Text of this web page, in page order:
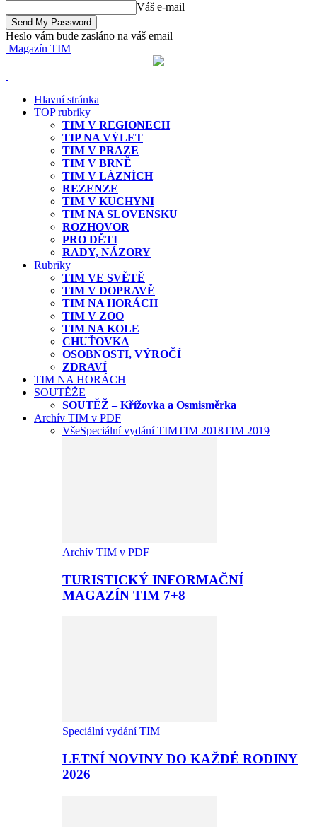
Váš e-mail
Heslo vám bude zasláno na váš email
Magazín TIM
Hlavní stránka
TOP rubriky
TIM V REGIONECH
TIP NA VÝLET
TIM V PRAZE
TIM V BRNĚ
TIM V LÁZNÍCH
REZENZE
TIM V KUCHYNI
TIM NA SLOVENSKU
ROZHOVOR
PRO DĚTI
RADY, NÁZORY
Rubriky
TIM VE SVĚTĚ
TIM V DOPRAVĚ
TIM NA HORÁCH
TIM V ZOO
TIM NA KOLE
CHUŤOVKA
OSOBNOSTI, VÝROČÍ
ZDRAVÍ
TIM NA HORÁCH
SOUTĚŽE
SOUTĚŽ – Křížovka a Osmisměrka
Archív TIM v PDF
VšeSpeciální vydání TIMTIM 2018TIM 2019
Archív TIM v PDF
TURISTICKÝ INFORMAČNÍ
MAGAZÍN TIM 7+8
Speciální vydání TIM
LETNÍ NOVINY DO KAŽDÉ RODINY
2026